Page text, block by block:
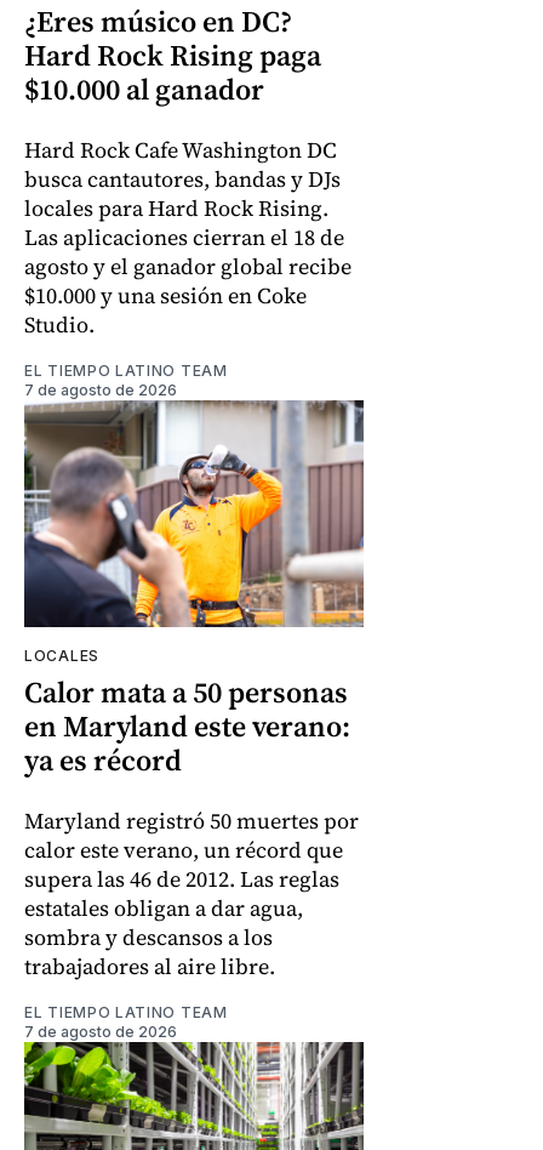
¿Eres músico en DC?
Hard Rock Rising paga
$10.000 al ganador
Hard Rock Cafe Washington DC
busca cantautores, bandas y DJs
locales para Hard Rock Rising.
Las aplicaciones cierran el 18 de
agosto y el ganador global recibe
$10.000 y una sesión en Coke
Studio.
EL TIEMPO LATINO TEAM
7 de agosto de 2026
LOCALES
Calor mata a 50 personas
en Maryland este verano:
ya es récord
Maryland registró 50 muertes por
calor este verano, un récord que
supera las 46 de 2012. Las reglas
estatales obligan a dar agua,
sombra y descansos a los
trabajadores al aire libre.
EL TIEMPO LATINO TEAM
7 de agosto de 2026